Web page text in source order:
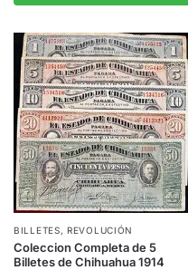
BILLETES,REVOLUCIÓN
Coleccion Completa de 5
Billetes de Chihuahua 1914